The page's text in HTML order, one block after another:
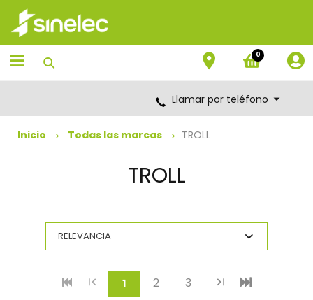
Saltar
contenido
Saltar
menú
de
navegación
0
Llamar por teléfono
Inicio Todas las marcas TROLL
TROLL
1(current)
2 3